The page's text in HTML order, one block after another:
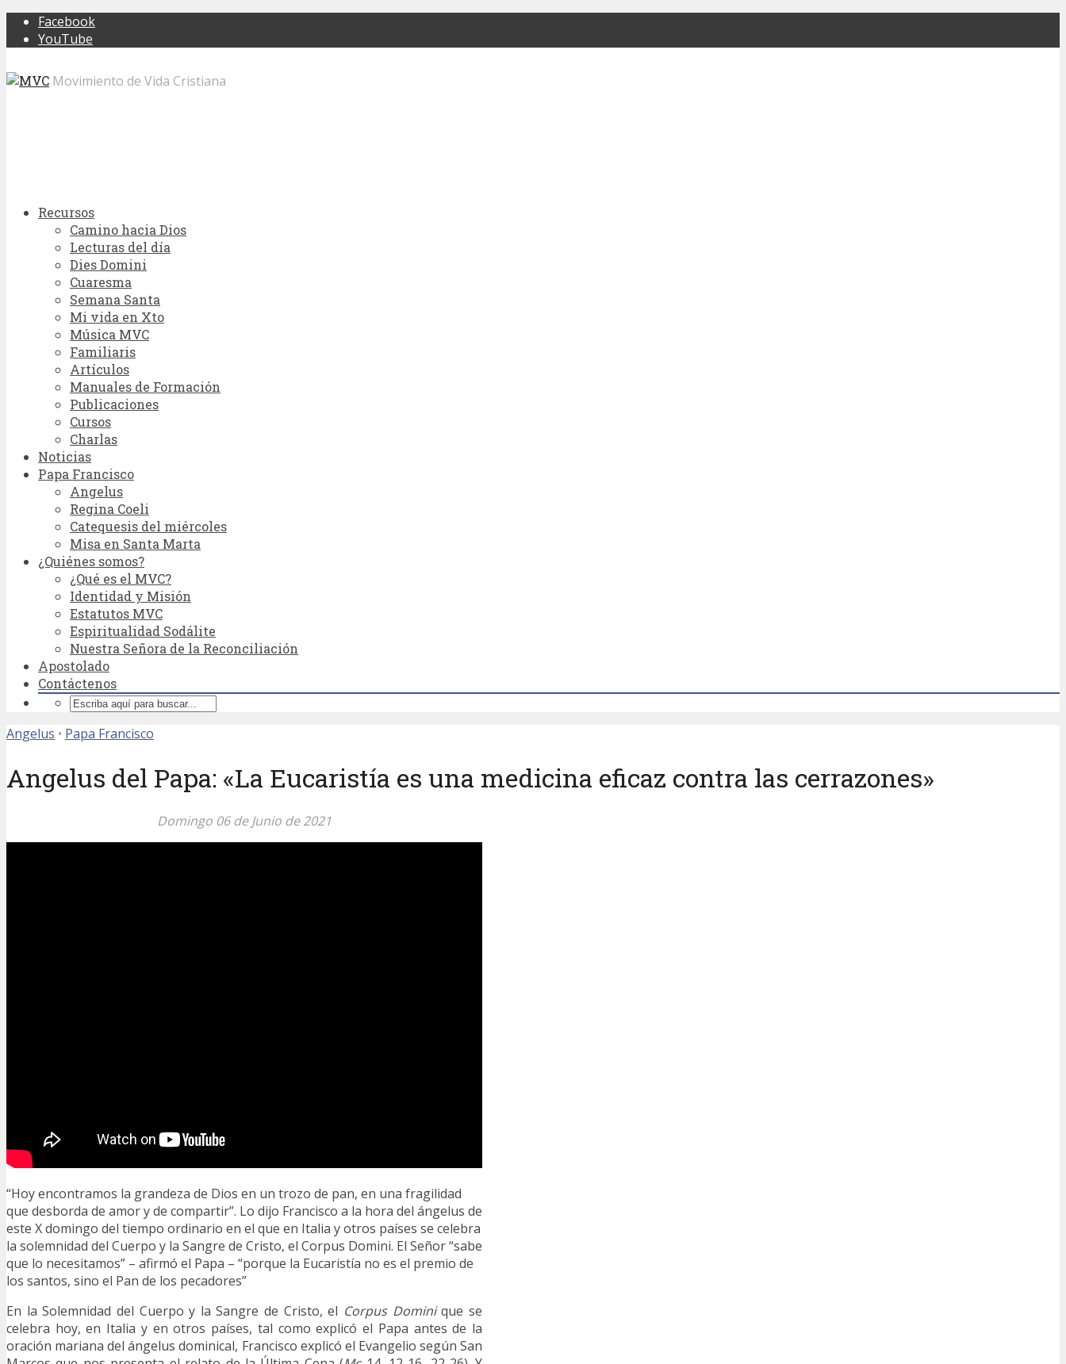
Facebook
YouTube
Movimiento de Vida Cristiana
Recursos
Camino hacia Dios
Lecturas del día
Dies Domini
Cuaresma
Semana Santa
Mi vida en Xto
Música MVC
Familiaris
Artículos
Manuales de Formación
Publicaciones
Cursos
Charlas
Noticias
Papa Francisco
Angelus
Regina Coeli
Catequesis del miércoles
Misa en Santa Marta
¿Quiénes somos?
¿Qué es el MVC?
Identidad y Misión
Estatutos MVC
Espiritualidad Sodálite
Nuestra Señora de la Reconciliación
Apostolado
Contáctenos
Angelus • Papa Francisco
Angelus del Papa: «La Eucaristía es una medicina eficaz contra las cerrazones»
Domingo 06 de Junio de 2021
“Hoy encontramos la grandeza de Dios en un trozo de pan, en una fragilidad
que desborda de amor y de compartir”. Lo dijo Francisco a la hora del ángelus de
este X domingo del tiempo ordinario en el que en Italia y otros países se celebra
la solemnidad del Cuerpo y la Sangre de Cristo, el Corpus Domini. El Señor “sabe
que lo necesitamos” – afirmó el Papa – “porque la Eucaristía no es el premio de
los santos, sino el Pan de los pecadores”
En la Solemnidad del Cuerpo y la Sangre de Cristo, el Corpus Dominique se
celebra hoy, en Italia y en otros países, tal como explicó el Papa antes de la
oración mariana del ángelus dominical, Francisco explicó el Evangelio según San